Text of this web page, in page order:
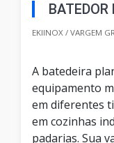
EKIINOX / VARGEM
A batedeira
equipamento
em diferentes
em cozinhas
padarias. Sua